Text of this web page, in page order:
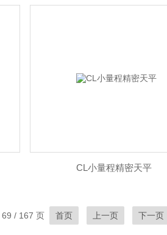
CL小量程精密天平
/ 167 页 首页 上一页 下一页